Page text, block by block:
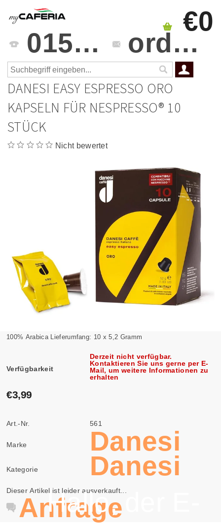
0151 4241 3459 orders@mycaferia.de
€0
DANESI EASY ESPRESSO ORO
KAPSELN FÜR NESPRESSO® 10
STÜCK
Nicht bewertet
100% Arabica Lieferumfang: 10 x 5,2 Gramm
Verfügbarkeit
Derzeit nicht verfügbar.
Kontaktieren Sie uns gerne per E-
Mail, um weitere Informationen zu
erhalten
€3,99
Art.-Nr. 561
Marke Danesi
Kategorie Danesi
Dieser Artikel ist leider ausverkauft...
Anfrage
Hallo, der E-